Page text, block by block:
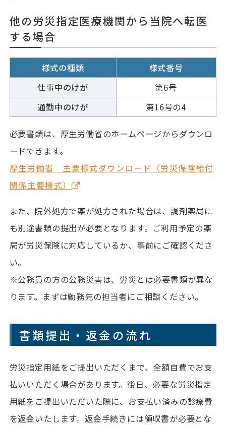
他の労災指定医療機関から 当院へ転医
する場合
様式の種類
様式番号
仕事中のけが
第6号
通勤中のけが
第16号の4
必要書類は、厚生労働省のホームページからダウンロ
ードできます。
厚生労働省 主要様式ダウンロード（労災保険給付
関係主要様式）
また、院外処方で薬が処方された場合は、調剤薬局に
も別途書類の提出が必要となります。ご利用予定の薬
局が労災保険に対応しているか、事前にご確認くださ
い。
※公務員の方の公務災害は、労災とは必要書類が異な
ります。まずは勤務先の担当者にご相談ください。
書類提出・返金の流れ
労災指定用紙をご提出いただくまで、全額自費でお支
払いいただく場合があります。後日、必要な労災指定
用紙をご提出いただいた際に、お支払い済みの診療費
を返金いたします。返金手続きには領収書が必要とな